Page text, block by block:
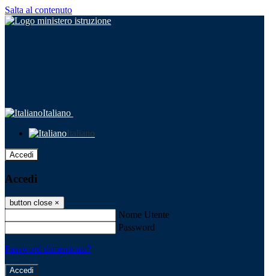
Salta al contenuto
Italiano
Italiano
Accedi
Accedi
button close ×
Nome Utente
Password
Password dimenticata?